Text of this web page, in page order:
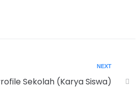
NEXT
Sekolah (Karya Siswa)